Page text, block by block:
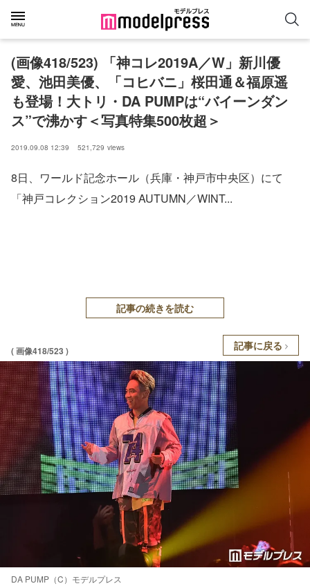
(画像418/523) 「神コレ2019A／W」新川優
愛、池田美優、「コヒバニ」桜田通＆福原遥
も登場！大トリ・DA PUMPは“バイーンダン
ス”で沸かす＜写真特集500枚超＞
2019.09.08 12:39 521,729 views
8日、ワールド記念ホール（兵庫・神戸市中央区）にて
「神戸コレクション2019 AUTUMN／WINT...
記事の続きを読む
( 画像418/523 ) 記事に戻る
DA PUMP（C）モデルプレス